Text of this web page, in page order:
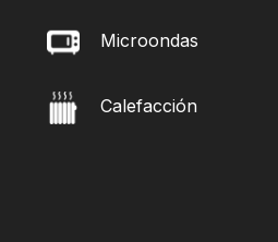
Microondas
Calefacción